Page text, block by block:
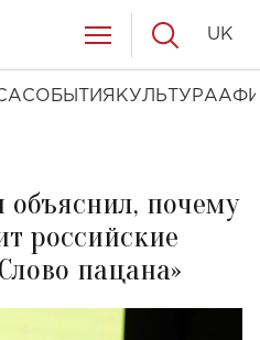
СОБЫТИЯ КУЛЬТУРА
UK
почему
российские
пацана»